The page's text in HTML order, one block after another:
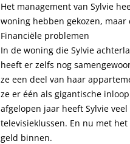
Het management van Sylvie
woning hebben gekozen,
Financiële problemen
In de woning die Sylvie
heeft er zelfs nog
ze een deel van haar
ze er één als gigantische
afgelopen jaar heeft Sylvie
televisieklussen. En nu met
geld binnen.